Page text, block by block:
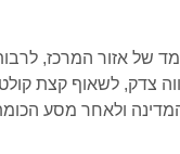
של אזור המרכז,
צדק, לשאוף קצת
המדינה ולאחר מסע